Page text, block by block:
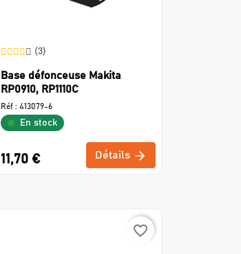
(3)
Base défonceuse Makita
RP0910, RP1110C
Réf : 413079-6
En stock
11,70 € Détails
favorite_border